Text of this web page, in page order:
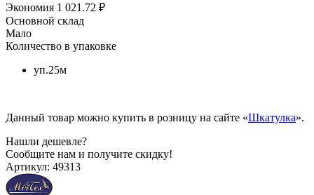
Экономия 1 021.72 ₽
Основной склад
Мало
Количество в упаковке
уп.25м
Данный товар можно купить в розницу на сайте «Шкатулка».
Нашли дешевле?
Сообщите нам и получите скидку!
Артикул: 49313